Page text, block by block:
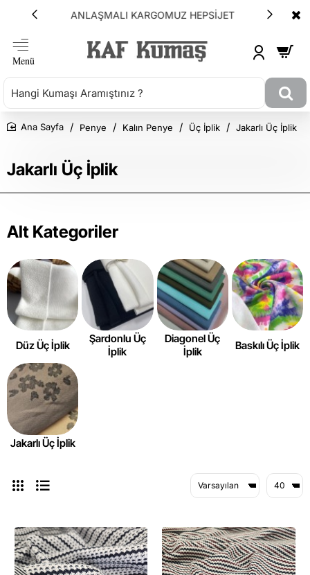
ANLAŞMALI KARGOMUZ HEPSİJET
Jakarlı Üç İplik
Penye Kalın Penye Üç İplik Jakarlı Üç İplik
Alt Kategoriler
Düz Üç İplik
Şardonlu Üç
İplik
Diagonel Üç
İplik
Baskılı Üç İplik
Jakarlı Üç İplik